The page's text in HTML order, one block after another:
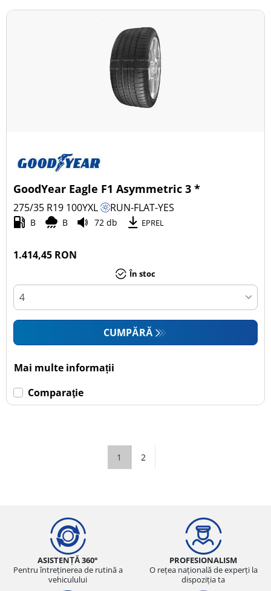
GoodYear Eagle F1 Asymmetric 3 *
275/35 R19 100YXL RUN-FLAT-YES
B B 72 db EPREL
1.414,45 RON
În stoc
CUMPĂRĂ
Mai multe informații
Comparaţie
1 2
ASISTENȚĂ 360°
Pentru întreținerea de rutină a
vehiculului
PROFESIONALISM
O rețea națională de experți la
dispoziția ta